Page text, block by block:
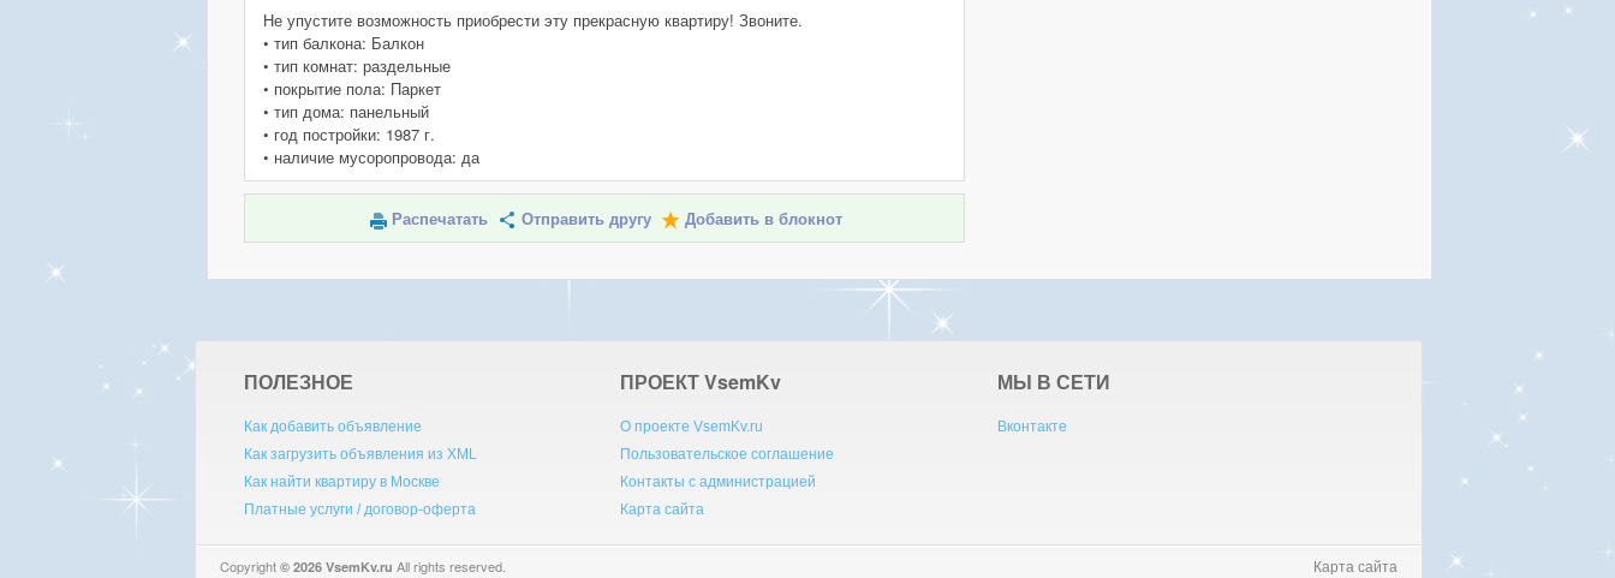
Не упустите возможность приобрести эту прекрасную квартиру! Звоните.
• тип балкона: Балкон
• тип комнат: раздельные
• покрытие пола: Паркет
• тип дома: панельный
• год постройки: 1987 г.
• наличие мусоропровода: да
Распечатать Отправить другу Добавить в блокнот
ПОЛЕЗНОЕ
Как добавить объявление
Как загрузить объявления из XML
Как найти квартиру в Москве
Платные услуги / договор-оферта
ПРОЕКТ VsemKv
О проекте VsemKv.ru
Пользовательское соглашение
Контакты с администрацией
Карта сайта
МЫ В СЕТИ
Вконтакте
Copyright © 2026 VsemKv.ru All rights reserved. Карта сайта